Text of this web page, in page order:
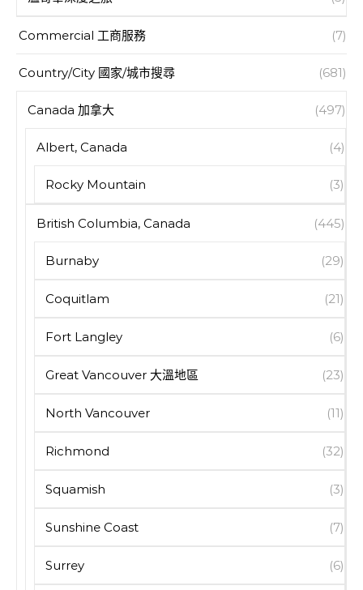
Commercial 工商服務 (7)
Country/City 國家/城市搜尋 (681)
Canada 加拿大 (497)
Albert, Canada (4)
Rocky Mountain (3)
British Columbia, Canada (445)
Burnaby (29)
Coquitlam (21)
Fort Langley (6)
Great Vancouver 大溫地區 (23)
North Vancouver (11)
Richmond (32)
Squamish (3)
Sunshine Coast (7)
Surrey (6)